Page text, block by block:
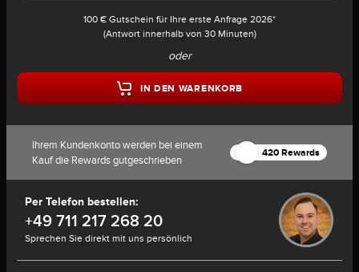
100 € Gutschein für Ihre erste Anfrage 2026*
(Antwort innerhalb von 30 Minuten)
oder
IN DEN WARENKORB
Ihrem Kundenkonto werden bei einem
Kauf die Rewards gutgeschrieben
420 Rewards
Per Telefon bestellen:
+49 711 217 268 20
Sprechen Sie direkt mit uns persönlich